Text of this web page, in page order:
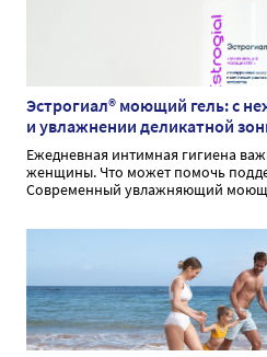
Эстрогиал® моющий гель: с
и увлажнении деликатной
Ежедневная интимная гигиена
женщины. Что может помочь
Современный увлажняющий
интимной гигиене.